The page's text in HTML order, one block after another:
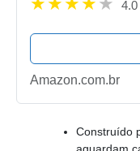
4.0
Amazon.com.br
Construído
aguardam